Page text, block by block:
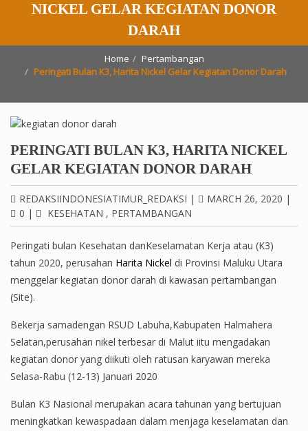
NICKEL GELAR KEGIATAN DONOR
DARAH
Home
Pertambangan
Peringati Bulan K3, Harita Nickel Gelar Kegiatan Donor Darah
PERINGATI BULAN K3, HARITA NICKEL
GELAR KEGIATAN DONOR DARAH
REDAKSIINDONESIATIMUR_REDAKSI | MARCH 26, 2020 |
0 | KESEHATAN , PERTAMBANGAN
Peringati bulan Kesehatan danKeselamatan Kerja atau (K3)
tahun 2020, perusahan Harita Nickel di Provinsi Maluku Utara
menggelar kegiatan donor darah di kawasan pertambangan
(Site).
Bekerja samadengan RSUD Labuha,Kabupaten Halmahera
Selatan,perusahan nikel terbesar di Malut iitu mengadakan
kegiatan donor yang diikuti oleh ratusan karyawan mereka
Selasa-Rabu (12-13) Januari 2020
Bulan K3 Nasional merupakan acara tahunan yang bertujuan
meningkatkan kewaspadaan dalam menjaga keselamatan dan